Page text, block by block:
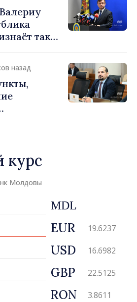
так
властями
назад
курс
Молдовы
MDL
EUR 19.6237
USD 16.6982
GBP 22.5125
RON 3.8611